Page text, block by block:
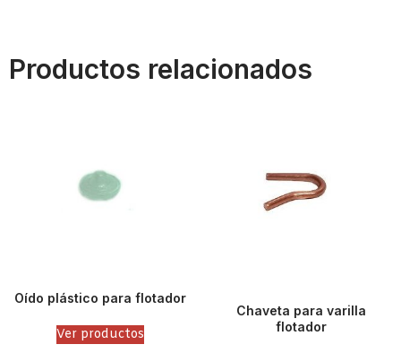
Productos relacionados
Oído plástico para flotador
Ver productos
Chaveta para varilla
flotador